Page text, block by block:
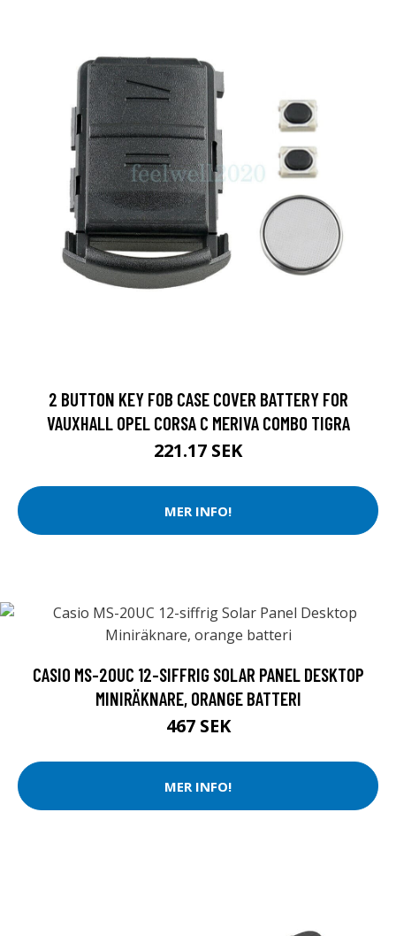
2 BUTTON KEY FOB CASE COVER BATTERY FOR
VAUXHALL OPEL CORSA C MERIVA COMBO TIGRA
221.17 SEK
MER INFO!
CASIO MS-20UC 12-SIFFRIG SOLAR PANEL DESKTOP
MINIRÄKNARE, ORANGE BATTERI
467 SEK
MER INFO!